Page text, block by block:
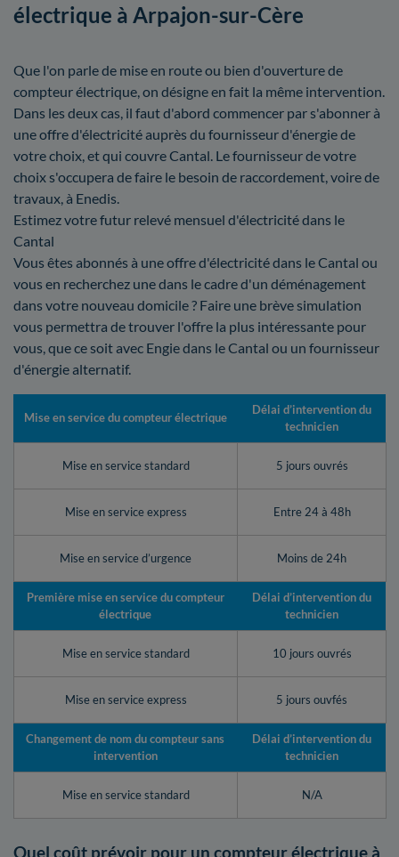
électrique à Arpajon-sur-Cère
Que l'on parle de mise en route ou bien d'ouverture de
compteur électrique, on désigne en fait la même intervention.
Dans les deux cas, il faut d'abord commencer par s'abonner à
une offre d'électricité auprès du fournisseur d'énergie de
votre choix, et qui couvre Cantal. Le fournisseur de votre
choix s'occupera de faire le besoin de raccordement, voire de
travaux, à Enedis.
Estimez votre futur relevé mensuel d'électricité dans le
Cantal
Vous êtes abonnés à une offre d'électricité dans le Cantal ou
vous en recherchez une dans le cadre d'un déménagement
dans votre nouveau domicile ? Faire une brève simulation
vous permettra de trouver l'offre la plus intéressante pour
vous, que ce soit avec Engie dans le Cantal ou un fournisseur
d'énergie alternatif.
Mise en service du compteur électrique
Délai d’intervention du
technicien
Mise en service standard 5 jours ouvrés
Mise en service express Entre 24 à 48h
Mise en service d’urgence Moins de 24h
Première mise en service du compteur
électrique
Délai d’intervention du
technicien
Mise en service standard 10 jours ouvrés
Mise en service express 5 jours ouvfés
Changement de nom du compteur sans
intervention
Délai d’intervention du
technicien
Mise en service standard N/A
Quel coût prévoir pour un compteur électrique à